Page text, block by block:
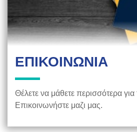
ΕΠΙΚΟΙΝΩΝΙΑ
Θέλετε να μάθετε περισσότερα για
Επικοινωνήστε μαζι μας.